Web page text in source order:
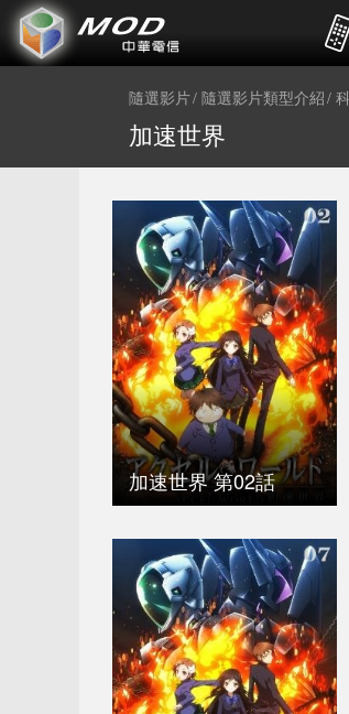
隨選影片 隨選影片類型介紹
加速世界
加速世界 第02話